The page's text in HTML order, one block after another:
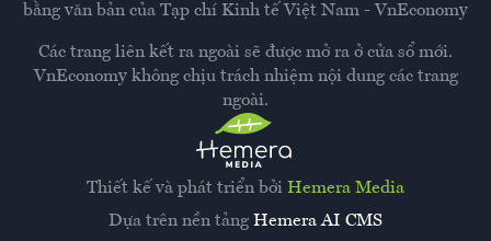
Thiết kế và phát triển bởi Hemera Media
Dựa trên nền tảng Hemera AI CMS
bằng văn bản của Tạp chí Kinh tế Việt Nam - VnEconomy
Các trang liên kết ra ngoài sẽ được mở ra ở cửa sổ mới.
VnEconomy không chịu trách nhiệm nội dung các trang
ngoài.